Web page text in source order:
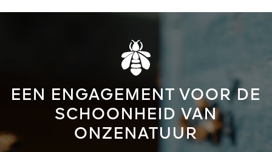
EEN ENGAGEMENT VOOR DE
SCHOONHEID VAN
ONZENATUUR